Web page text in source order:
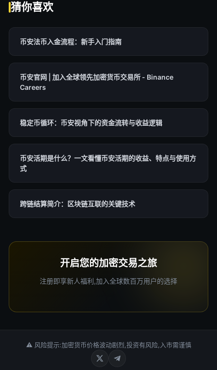
猜你喜欢
币安法币入金流程：新手入门指南
币安官网 | 加入全球领先加密货币交易所 - Binance
Careers
稳定币循环：币安视角下的资金流转与收益逻辑
币安活期是什么？一文看懂币安活期的收益、特点与使用方
式
跨链结算简介：区块链互联的关键技术
开启您的加密交易之旅
注册即享新人福利,加入全球数百万用户的选择
⚠ 风险提示:加密货币价格波动剧烈,投资有风险,入市需谨慎